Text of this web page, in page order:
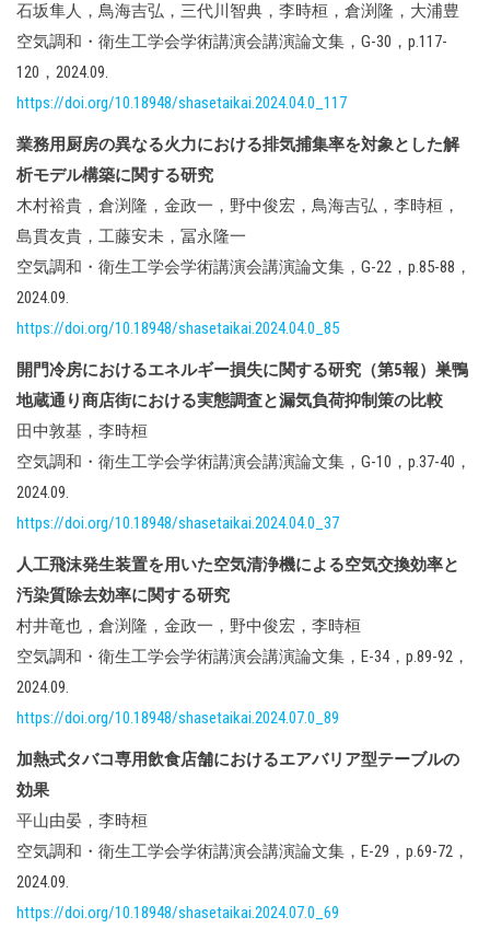
石坂隼人，鳥海吉弘，三代川智典，李時桓，倉渕隆，大浦豊
空気調和・衛生工学会学術講演会講演論文集，G-30，p.117-
120，2024.09.
https://doi.org/10.18948/shasetaikai.2024.04.0_117
業務用厨房の異なる火力における排気捕集率を対象とした解
析モデル構築に関する研究
木村裕貴，倉渕隆，金政一，野中俊宏，鳥海吉弘，李時桓，
島貫友貴，工藤安未，冨永隆一
空気調和・衛生工学会学術講演会講演論文集，G-22，p.85-88，
2024.09.
https://doi.org/10.18948/shasetaikai.2024.04.0_85
開門冷房におけるエネルギー損失に関する研究（第5報）巣鴨
地蔵通り商店街における実態調査と漏気負荷抑制策の比較
田中敦基，李時桓
空気調和・衛生工学会学術講演会講演論文集，G-10，p.37-40，
2024.09.
https://doi.org/10.18948/shasetaikai.2024.04.0_37
人工飛沫発生装置を用いた空気清浄機による空気交換効率と
汚染質除去効率に関する研究
村井竜也，倉渕隆，金政一，野中俊宏，李時桓
空気調和・衛生工学会学術講演会講演論文集，E-34，p.89-92，
2024.09.
https://doi.org/10.18948/shasetaikai.2024.07.0_89
加熱式タバコ専用飲食店舗におけるエアバリア型テーブルの
効果
平山由晏，李時桓
空気調和・衛生工学会学術講演会講演論文集，E-29，p.69-72，
2024.09.
https://doi.org/10.18948/shasetaikai.2024.07.0_69